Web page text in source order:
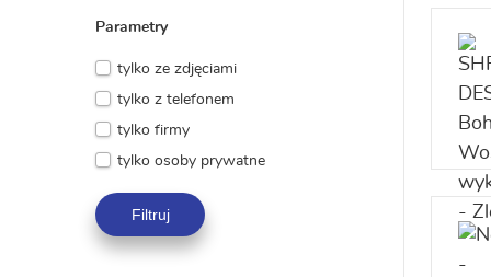
Parametry
tylko ze zdjęciami
tylko z telefonem
tylko firmy
tylko osoby prywatne
Filtruj